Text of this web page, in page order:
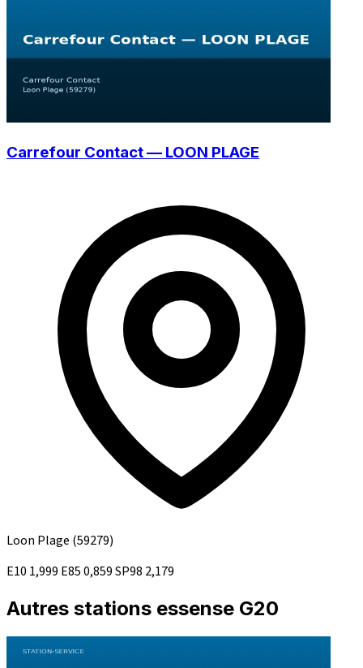
Carrefour Contact — LOON PLAGE
Loon Plage (59279)
E10 1,999 E850,859SP98 2,179
Autres stations essense G20